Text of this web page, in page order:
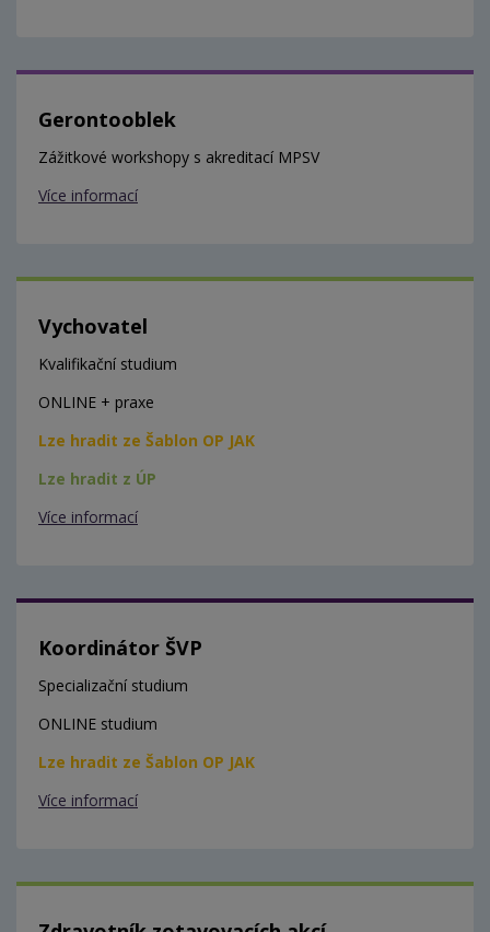
Gerontooblek
Zážitkové workshopy s akreditací MPSV
Více informací
Vychovatel
Kvalifikační studium
ONLINE + praxe
Lze hradit ze Šablon OP JAK
Lze hradit z ÚP
Více informací
Koordinátor ŠVP
Specializační studium
ONLINE studium
Lze hradit ze Šablon OP JAK
Více informací